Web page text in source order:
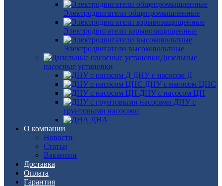
Электродвигатели общепромышленные
Электродвигатели взрывозащищенные
Электродвигатели высоковольтные
Дизельные
насосные установки
ДНУ с насосом Д
ДНУ с насосом ЦНС
ДНУ с насосом ЦН
ДНУ с
грунтовыми насосами
ДНА
О компании
Новости
Статьи
Вакансии
Доставка
Оплата
Гарантия